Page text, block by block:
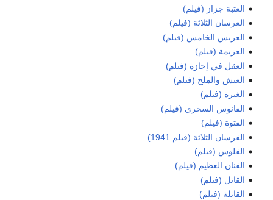
العتبة جزاز (فيلم)
العرسان الثلاثة (فيلم)
العريس الخامس (فيلم)
العزيمة (فيلم)
العقل في إجازة (فيلم)
العيش والملح (فيلم)
الغيرة (فيلم)
الفانوس السحري (فيلم)
الفتوة (فيلم)
الفرسان الثلاثة (فيلم 1941)
الفلوس (فيلم)
الفنان العظيم (فيلم)
القاتل (فيلم)
القاتلة (فيلم)